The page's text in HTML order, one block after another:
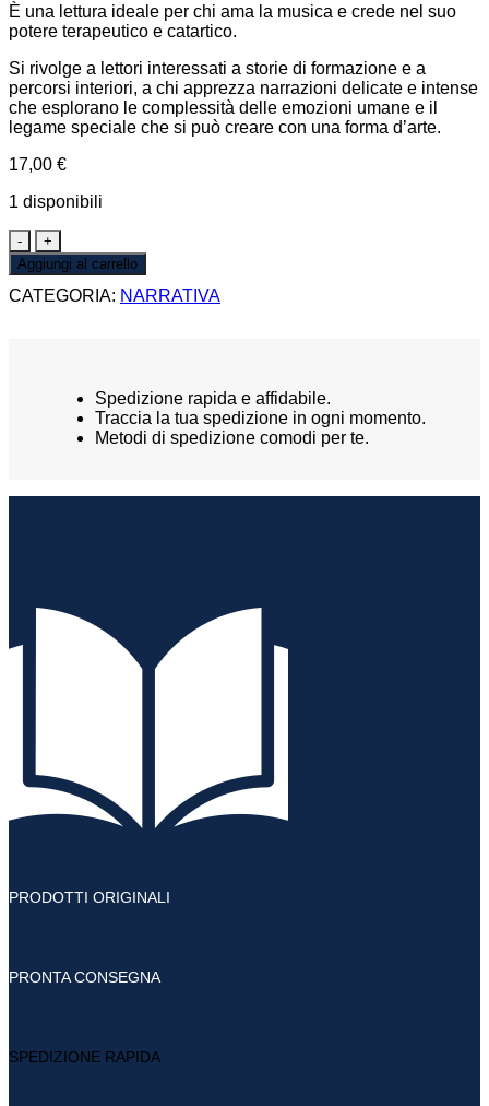
È una lettura ideale per chi ama la musica e crede nel suo
potere terapeutico e catartico.
Si rivolge a lettori interessati a storie di formazione e a
percorsi interiori, a chi apprezza narrazioni delicate e intense
che esplorano le complessità delle emozioni umane e il
legame speciale che si può creare con una forma d’arte.
17,00 €
1 disponibili
IL
VIOLINO
DI
FRANCESCA
Aggiungi al carrello
CATEGORIA: NARRATIVA
Spedizione rapida e affidabile.
Traccia la tua spedizione in ogni momento.
Metodi di spedizione comodi per te.
PRODOTTI ORIGINALI
PRONTA CONSEGNA
SPEDIZIONE RAPIDA